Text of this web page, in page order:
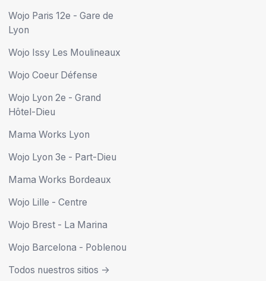
Wojo Paris 12e - Gare de
Lyon
Wojo Issy Les Moulineaux
Wojo Coeur Défense
Wojo Lyon 2e - Grand
Hôtel-Dieu
Mama Works Lyon
Wojo Lyon 3e - Part-Dieu
Mama Works Bordeaux
Wojo Lille - Centre
Wojo Brest - La Marina
Wojo Barcelona - Poblenou
Todos nuestros sitios ->